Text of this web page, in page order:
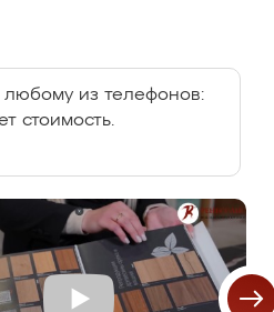
из телефонов:
стоимость.